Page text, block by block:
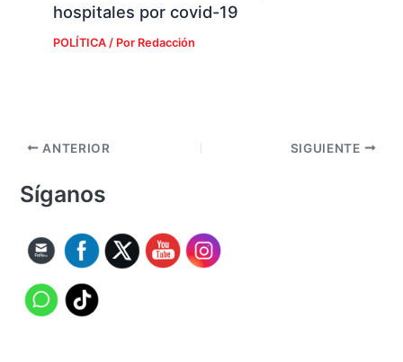
hospitales por covid-19
POLÍTICA/ Por Redacción
ANTERIOR SIGUIENTE
Síganos